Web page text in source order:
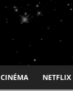
CINÉMA NETFLIX